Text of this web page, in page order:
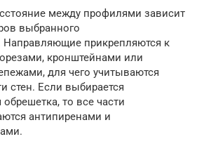
между профилями зависит
выбранного
Направляющие прикрепляются к
кронштейнами или
для чего учитываются
стен. Если выбирается
то все части
антипиренами и